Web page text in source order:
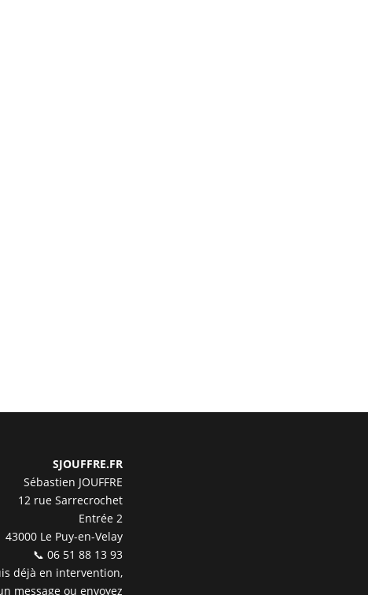
SJOUFFRE.FR
Sébastien JOUFFRE
12 rue Sarrecrochet
Entrée 2
43000 Le Puy-en-Velay
📞 06 51 88 13 93
déjà en intervention,
message ou envoyez